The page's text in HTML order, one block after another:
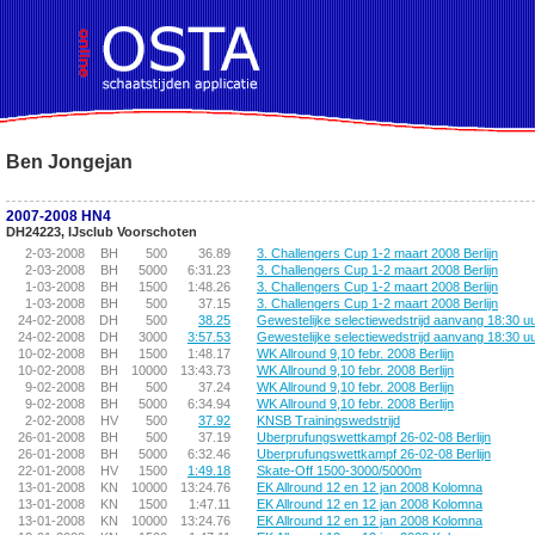
Ben Jongejan
2007-2008 HN4
DH24223, IJsclub Voorschoten
2-03-2008
BH 500 36.89
3. Challengers Cup 1-2 maart 2008 Berlijn
2-03-2008
BH 5000 6:31.23
3. Challengers Cup 1-2 maart 2008 Berlijn
1-03-2008
BH 1500 1:48.26
3. Challengers Cup 1-2 maart 2008 Berlijn
1-03-2008
BH 500 37.15
3. Challengers Cup 1-2 maart 2008 Berlijn
24-02-2008
DH 500 38.25
Gewestelijke selectiewedstrijd aanvang 18:30
24-02-2008
DH 3000 3:57.53
Gewestelijke selectiewedstrijd aanvang 18:30
10-02-2008
BH 1500 1:48.17
WK Allround 9,10 febr. 2008 Berlijn
10-02-2008
BH 10000 13:43.73
WK Allround 9,10 febr. 2008 Berlijn
9-02-2008
BH 500 37.24
WK Allround 9,10 febr. 2008 Berlijn
9-02-2008
BH 5000 6:34.94
WK Allround 9,10 febr. 2008 Berlijn
2-02-2008
HV 500 37.92
KNSB Trainingswedstrijd
26-01-2008
BH 500 37.19
Uberprufungswettkampf 26-02-08 Berlijn
26-01-2008
BH 5000 6:32.46
Uberprufungswettkampf 26-02-08 Berlijn
22-01-2008
HV 1500 1:49.18
Skate-Off 1500-3000/5000m
13-01-2008
KN 10000 13:24.76
EK Allround 12 en 12 jan 2008 Kolomna
13-01-2008
KN 1500 1:47.11
EK Allround 12 en 12 jan 2008 Kolomna
13-01-2008
KN 10000 13:24.76
EK Allround 12 en 12 jan 2008 Kolomna